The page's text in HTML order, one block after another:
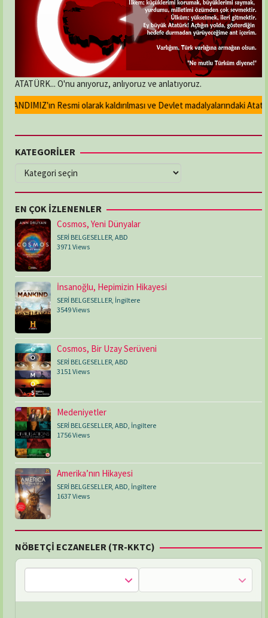
ATATÜRK... O'nu anıyoruz, anlıyoruz ve anlatıyoruz.
Resmi olarak kaldırılması ve Devlet madalyalarındaki Atatürk
KATEGORİLER
KATEGORİLER
EN ÇOK İZLENENLER
Cosmos, Yeni Dünyalar
SERİ BELGESELLER, ABD
3971 Views
İnsanoğlu, Hepimizin Hikayesi
SERİ BELGESELLER, İngiltere
3549 Views
Cosmos, Bir Uzay Serüveni
SERİ BELGESELLER ABD
3151 Views
Medeniyetler
SERİ BELGESELLER ABD İngiltere
1756 Views
Amerika’nın Hikayesi
SERİ BELGESELLER, ABD, İngiltere
1637 Views
NÖBETÇİ ECZANELER (TR-KKTC)